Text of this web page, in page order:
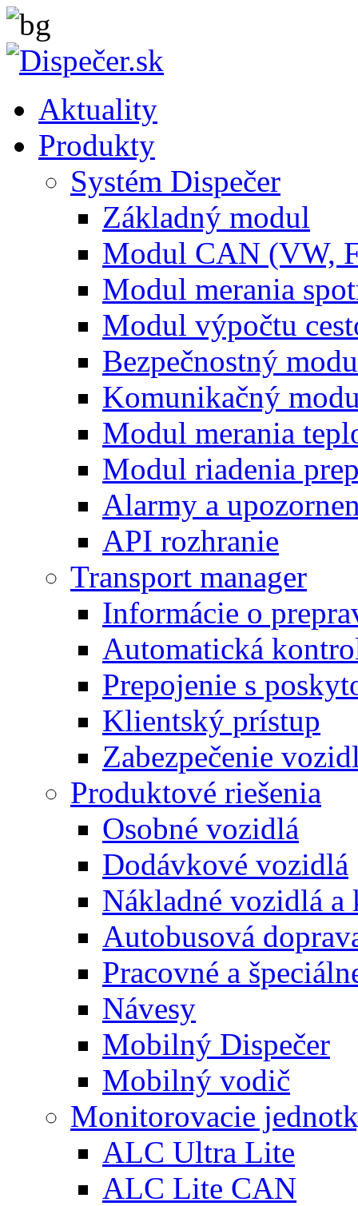
Aktuality
Produkty
Systém Dispečer
Základný modul
Modul CAN (VW,
Modul merania
Modul výpočtu
Bezpečnostný
Komunikačný
Modul merania
Modul riadenia
Alarmy a
API rozhranie
Transport manager
Informácie o
Automatická
Prepojenie s
Klientský prístup
Zabezpečenie
Produktové riešenia
Osobné vozidlá
Dodávkové vozidlá
Nákladné vozidlá a
Autobusová
Pracovné a
Návesy
Mobilný Dispečer
Mobilný vodič
Monitorovacie
ALC Ultra Lite
ALC Lite CAN